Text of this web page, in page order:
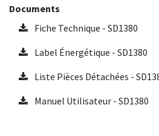
Documents
Fiche Technique - SD1380
Label Énergétique - SD1380
Liste Pièces Détachées -
Manuel Utilisateur - SD1380